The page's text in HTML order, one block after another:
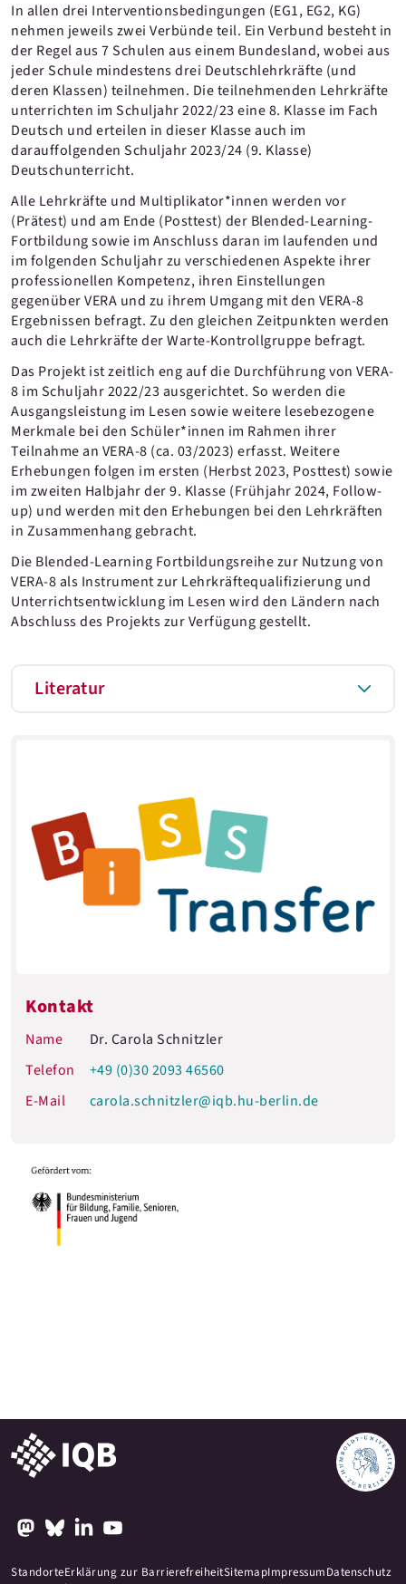
In allen drei Interventionsbedingungen (EG1, EG2, KG)
nehmen jeweils zwei Verbünde teil. Ein Verbund besteht in
der Regel aus 7 Schulen aus einem Bundesland, wobei aus
jeder Schule mindestens drei Deutschlehrkräfte (und
deren Klassen) teilnehmen. Die teilnehmenden Lehrkräfte
unterrichten im Schuljahr 2022/23 eine 8. Klasse im Fach
Deutsch und erteilen in dieser Klasse auch im
darauffolgenden Schuljahr 2023/24 (9. Klasse)
Deutschunterricht.
Alle Lehrkräfte und Multiplikator*innen werden vor
(Prätest) und am Ende (Posttest) der Blended-Learning-
Fortbildung sowie im Anschluss daran im laufenden und
im folgenden Schuljahr zu verschiedenen Aspekte ihrer
professionellen Kompetenz, ihren Einstellungen
gegenüber VERA und zu ihrem Umgang mit den VERA-8
Ergebnissen befragt. Zu den gleichen Zeitpunkten werden
auch die Lehrkräfte der Warte-Kontrollgruppe befragt.
Das Projekt ist zeitlich eng auf die Durchführung von VERA-
8 im Schuljahr 2022/23 ausgerichtet. So werden die
Ausgangsleistung im Lesen sowie weitere lesebezogene
Merkmale bei den Schüler*innen im Rahmen ihrer
Teilnahme an VERA-8 (ca. 03/2023) erfasst. Weitere
Erhebungen folgen im ersten (Herbst 2023, Posttest) sowie
im zweiten Halbjahr der 9. Klasse (Frühjahr 2024, Follow-
up) und werden mit den Erhebungen bei den Lehrkräften
in Zusammenhang gebracht.
Die Blended-Learning Fortbildungsreihe zur Nutzung von
VERA-8 als Instrument zur Lehrkräftequalifizierung und
Unterrichtsentwicklung im Lesen wird den Ländern nach
Abschluss des Projekts zur Verfügung gestellt.
Literatur
Kontakt
Name
Dr. Carola Schnitzler
Telefon
+49 (0)30 2093 46560
E-Mail
carola.schnitzler@iqb.hu-berlin.de
StandorteErklärung zur BarrierefreiheitSitemapImpressumDatenschutz